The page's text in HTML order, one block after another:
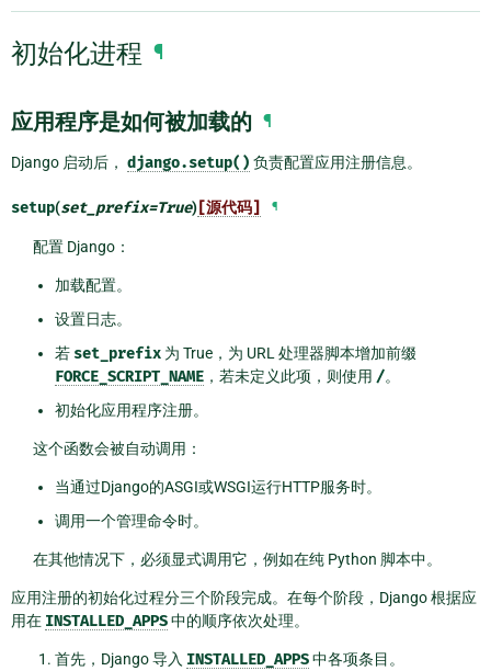
初始化进程 ¶
应用程序是如何被加载的 ¶
Django 启动后， django.setup() 负责配置应用注册信息。
setup(set_prefix=True) [源代码] ¶
配置 Django：
加载配置。
设置日志。
若 set_prefix为 True，为 URL 处理器脚本增加前缀
FORCE_SCRIPT_NAME，若未定义此项，则使用 /。
初始化应用程序注册。
这个函数会被自动调用：
当通过Django的ASGI或WSGI运行HTTP服务时。
调用一个管理命令时。
在其他情况下，必须显式调用它，例如在纯 Python 脚本中。
应用注册的初始化过程分三个阶段完成。在每个阶段，Django 根据应
用在 INSTALLED_APPS中的顺序依次处理。
首先，Django 导入 INSTALLED_APPS中各项条目。